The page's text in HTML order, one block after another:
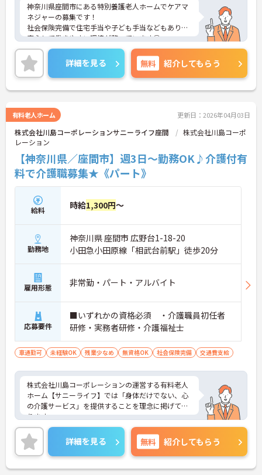
神奈川県座間市にある特別養護老人ホームでケアマ
ネジャーの募集です！
社会保険完備で住宅手当や子ども手当などもあり、
安心して働きやすい環境が整っています◎
また、賞与ありであなたの頑張りがしっかり評価さ
れ、やりがいをもってお仕事ができます！
ご興味ある方は面接ポイントをお伝えしますので、
お気軽にご連絡ください。
詳細を見る 無料 紹介してもらう
有料老人ホーム 更新日：2026年04月03日
株式会社川島コーポレーションサニーライフ座間
株式会社川島コーポ
レーション
【神奈川県／座間市】週3日～勤務OK♪介護付有
料で介護職募集★《パート》
給料 時給1,300円～
勤務地
神奈川県 座間市 広野台1-18-20
小田急小田原線「相武台前駅」徒歩20分
雇用形態 非常勤・パート・アルバイト
応募要件
■いずれかの資格必須 ・介護職員初任者
研修・実務者研修・介護福祉士
車通勤可 未経験OK 残業少なめ 無資格OK 社会保険完備 交通費支給
株式会社川島コーポレーションの運営する有料老人
ホーム【サニーライフ】では「身体だけでない、心
の介護サービス」を提供することを理念に掲げてお
ります。
全国展開している企業のノウハウやフォロー体制は
未経験の方にも安心してお仕事をしていただける環
境です。
ご興味のある方は、さらに詳細をお話しますのでお
気軽にご相談ください。
詳細を見る 無料 紹介してもらう